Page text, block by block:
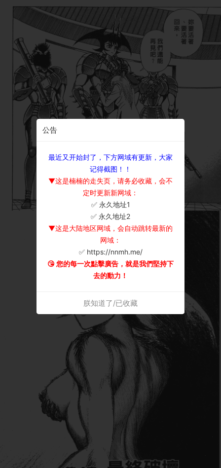
公告
最近又开始封了，下方网域有更新，大家
记得截图！！
▼这是楠楠的走失页，请务必收藏，会不
定时更新新网域：
✅ 永久地址1
✅ 永久地址2
▼这是大陆地区网域，会自动跳转最新的
网域：
✅ https://nnmh.me/
😘 您的每一次點擊廣告，就是我們堅持下
去的動力！
朕知道了/已收藏